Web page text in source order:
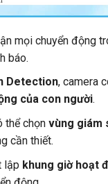
mọi chuyển động
báo.
Detection, camera
của con người.
thể chọn vùng giám
cần thiết.
lập khung giờ hoạt